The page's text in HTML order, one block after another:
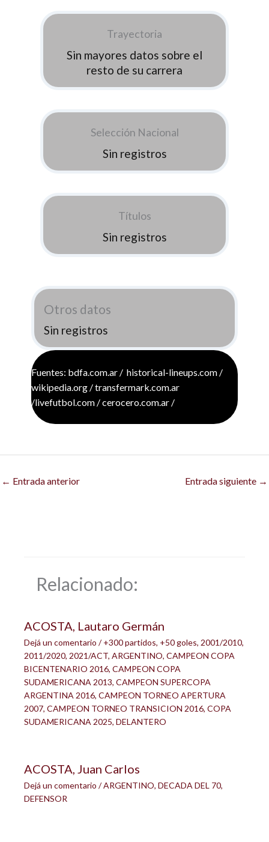
Trayectoria
Sin mayores datos sobre el
resto de su carrera
Selección Nacional
Sin registros
Títulos
Sin registros
Otros datos
Sin registros
Fuentes: bdfa.com.ar / historical-lineups.com /
wikipedia.org / transfermark.com.ar
/livefutbol.com / cerocero.com.ar /
← Entrada anterior Entrada siguiente →
Relacionado:
ACOSTA, Lautaro Germán
Dejá un comentario /+300 partidos, +50 goles, 2001/2010,
2011/2020, 2021/ACT, ARGENTINO, CAMPEON COPA
BICENTENARIO 2016, CAMPEON COPA
SUDAMERICANA 2013, CAMPEON SUPERCOPA
ARGENTINA 2016, CAMPEON TORNEO APERTURA
2007, CAMPEON TORNEO TRANSICION 2016, COPA
SUDAMERICANA 2025, DELANTERO
ACOSTA, Juan Carlos
Dejá un comentario /ARGENTINO, DECADA DEL 70,
DEFENSOR